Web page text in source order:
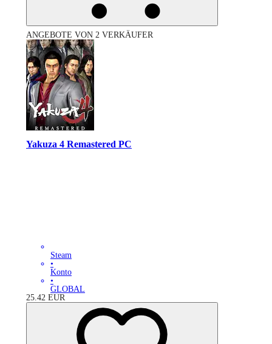
ANGEBOTE VON 2 VERKÄUFER
Yakuza 4 Remastered PC
Steam
•
Konto
•
GLOBAL
25.42 EUR